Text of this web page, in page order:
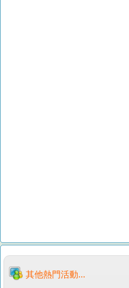
其他熱門活動...